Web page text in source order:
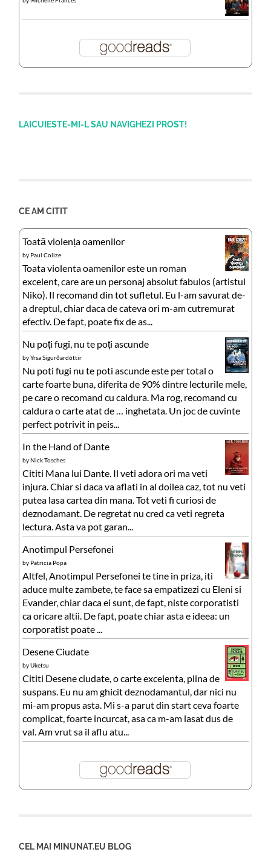
LAICUIESTE-MI-L SAU NAVIGHEZI PROST!
CE AM CITIT
Toată violența oamenilor
by Paul Colize
Toata violenta oamenilor este un roman
excelent, care are un personaj absolut fabulos (artistul
Niko). Il recomand din tot sufletul. Eu l-am savurat de-
a dreptul, chiar daca de cateva ori m-am cutremurat
efectiv. De fapt, poate fix de as...
Nu poți fugi, nu te poți ascunde
byYrsa Sigurðardóttir
Nu poti fugi nu te poti ascunde este per total o
carte foarte buna, diferita de 90% dintre lecturile mele,
pe care o recomand cu caldura. Ma rog, recomand cu
caldura o carte atat de … inghetata. Un joc de cuvinte
perfect potrivit in peis...
In the Hand of Dante
byNick Tosches
Cititi Mana lui Dante. Il veti adora ori ma veti
injura. Chiar si daca va aflati in al doilea caz, tot nu veti
putea lasa cartea din mana. Tot veti fi curiosi de
deznodamant. De regretat nu cred ca veti regreta
lectura. Asta va pot garan...
Anotimpul Persefonei
by Patricia Popa
Altfel, Anotimpul Persefonei te tine in priza, iti
aduce multe zambete, te face sa empatizezi cu Eleni si
Evander, chiar daca ei sunt, de fapt, niste corporatisti
ca oricare altii. De fapt, poate chiar asta e ideea: un
corporatist poate ...
Desene Ciudate
byUketsu
Cititi Desene ciudate, o carte excelenta, plina de
suspans. Eu nu am ghicit deznodamantul, dar nici nu
mi-am propus asta. Mi s-a parut din start ceva foarte
complicat, foarte incurcat, asa ca m-am lasat dus de
val. Am vrut sa il aflu atu...
CEL MAI MINUNAT.EU BLOG